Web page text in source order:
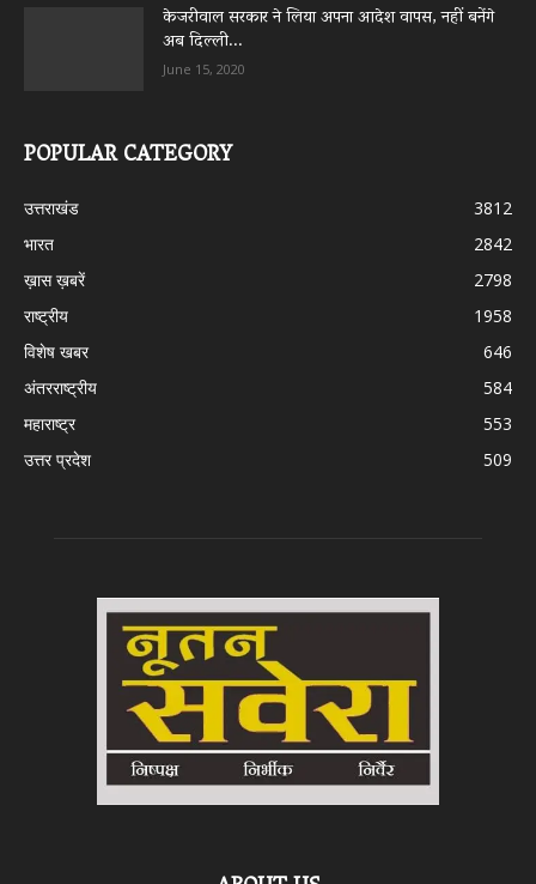
केजरीवाल सरकार ने लिया अपना आदेश वापस, नहीं बनेंगे
अब दिल्ली...
June 15, 2020
POPULAR CATEGORY
उत्तराखंड
3812
भारत
2842
ख़ास ख़बरें
2798
राष्ट्रीय
1958
विशेष खबर
646
अंतरराष्ट्रीय
584
महाराष्ट्र
553
उत्तर प्रदेश
509